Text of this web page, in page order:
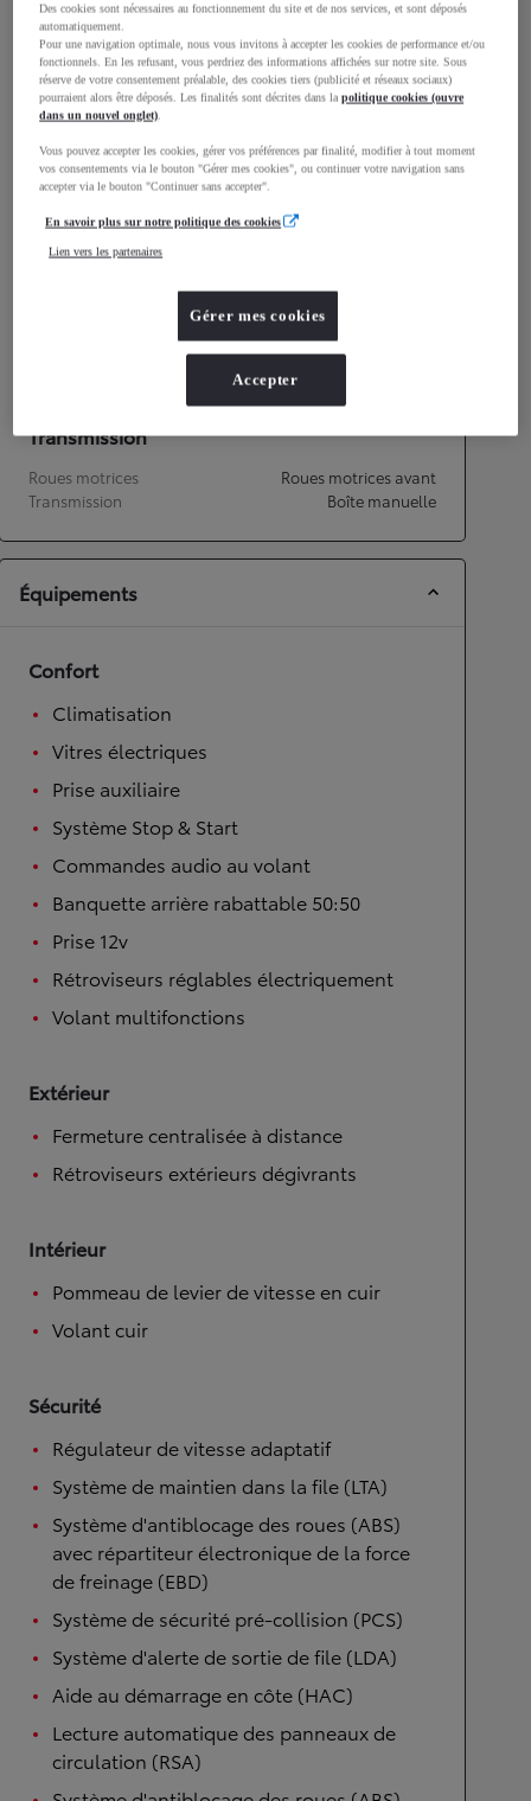
Largeur
1 740mm
Consommation mixte
Émissions CO2
Accélération 0-100km/h
14,9
Transmission
Roues motrices
Roues motrices avant
Transmission
Boîte manuelle
Équipements
Confort
Climatisation
Vitres électriques
Prise auxiliaire
Système Stop & Start
Commandes audio au volant
Banquette arrière rabattable 50:50
Prise 12v
Rétroviseurs réglables électriquement
Volant multifonctions
Extérieur
Fermeture centralisée à distance
Rétroviseurs extérieurs dégivrants
Intérieur
Pommeau de levier de vitesse en cuir
Volant cuir
Sécurité
Régulateur de vitesse adaptatif
Système de maintien dans la file (LTA)
Système d'antiblocage des roues (ABS)
avec répartiteur électronique de la force
de freinage (EBD)
Système de sécurité pré-collision (PCS)
Système d'alerte de sortie de file (LDA)
Aide au démarrage en côte (HAC)
Lecture automatique des panneaux de
circulation (RSA)
Des cookies sont nécessaires au fonctionnement du site et de nos services, et sont déposés
automatiquement.
Pour une navigation optimale, nous vous invitons à accepter les cookies de performance et/ou
fonctionnels. En les refusant, vous perdriez des informations affichées sur notre site. Sous
réserve de votre consentement préalable, des cookies tiers (publicité et réseaux sociaux)
pourraient alors être déposés. Les finalités sont décrites dans lapolitique cookies (ouvre
dans un nouvel onglet).
Vous pouvez accepter les cookies, gérer vos préférences par finalité, modifier à tout moment
vos consentements via le bouton "Gérer mes cookies", ou continuer votre navigation sans
accepter via le bouton "Continuer sans accepter".
En savoir plus sur notre politique des cookies
Lien vers les partenaires
Gérer mes cookies
Accepter